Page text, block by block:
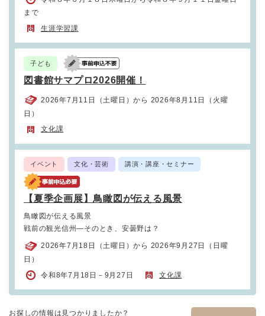
まで
生涯学習課
子ども
図書館サマプロ2026開催！
2026年7月11日（土曜日）から 2026年8月11日（火曜
日）
文化課
イベント 文化・芸術 講演・講座・セミナー
【夏季企画展】鳥瞰図が伝える風景
鳥瞰図が伝える風景
戦前の観光信州―そのとき、安曇野は？
2026年7月18日（土曜日）から 2026年9月27日（日曜
日）
令和8年7月18日－9月27日
文化課
お探しの情報は見つかりましたか？